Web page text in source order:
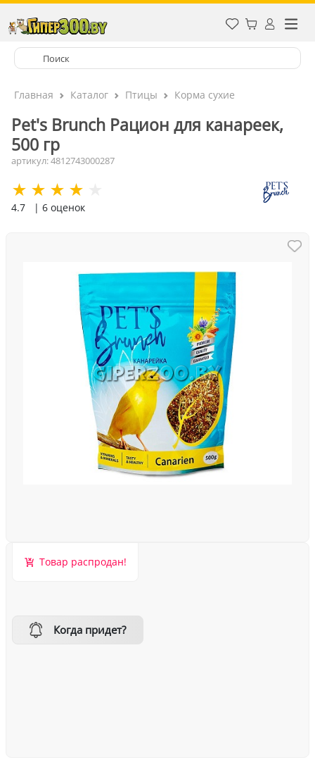
Главная Каталог Птицы Корма сухие
Pet's Brunch Рацион для канареек,
500 гр
артикул: 4812743000287
4.7 | 6 оценок
Товар распродан!
Когда придет?